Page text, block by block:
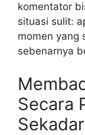
komentator
situasi sulit:
momen yang
sebenarnya
Secara